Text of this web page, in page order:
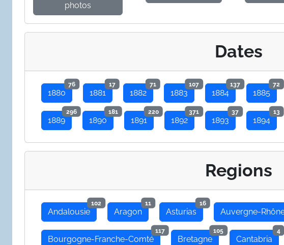
photos
Dates
1880
76
1881
17
1882
71
1883
107
1884
137
1885
72
1889
296
1890
181
1891
220
1892
371
1893
37
1894
13
Regions
Andalousie
102
Aragon
11
Asturias
16
Auvergne-
Bourgogne-Franche-Comté
117
Bretagne
105
Cantabria
4